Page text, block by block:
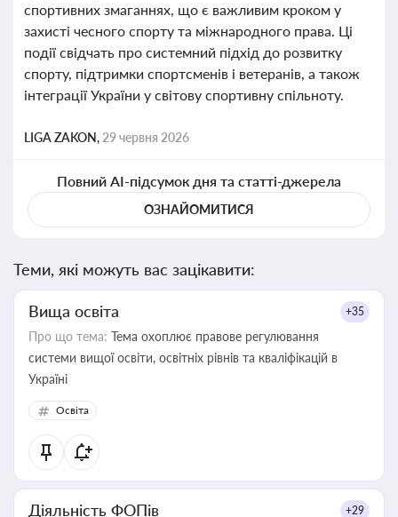
спортивних змаганнях, що є важливим кроком у
захисті чесного спорту та міжнародного права. Ці
події свідчать про системний підхід до розвитку
спорту, підтримки спортсменів і ветеранів, а також
інтеграції України у світову спортивну спільноту.
LIGA ZAKON, 29 червня 2026
Повний AI-підсумок дня та статті-джерела
ОЗНАЙОМИТИСЯ
Теми, які можуть вас зацікавити:
Вища освіта +35
Про що тема: Тема охоплює правове регулювання
системи вищої освіти, освітніх рівнів та кваліфікацій в
Україні
Освіта
Діяльність ФОПів +29